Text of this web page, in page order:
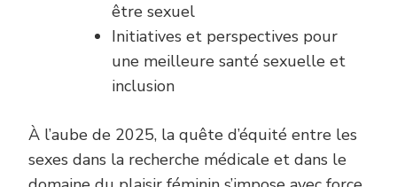
être sexuel
Initiatives et perspectives pour
une meilleure santé sexuelle et
inclusion
À l’aube de 2025, la quête d’équité entre les
sexes dans la recherche médicale et dans le